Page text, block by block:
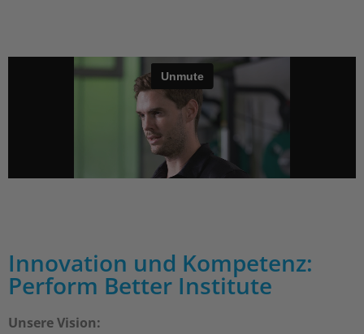
Innovation und Kompetenz:
Perform Better Institute
Unsere Vision: